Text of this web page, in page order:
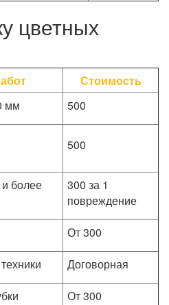
цветных
Стоимость
мм
500
500
более
300 за 1
повреждение
От 300
Договорная
От 300